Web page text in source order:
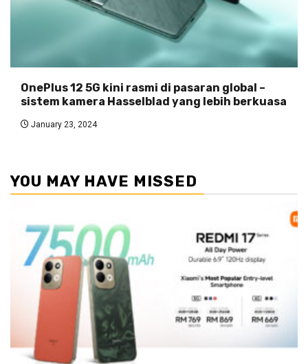
OnePlus 12 5G kini rasmi di pasaran global –
sistem kamera Hasselblad yang lebih berkuasa
January 23, 2024
YOU MAY HAVE MISSED